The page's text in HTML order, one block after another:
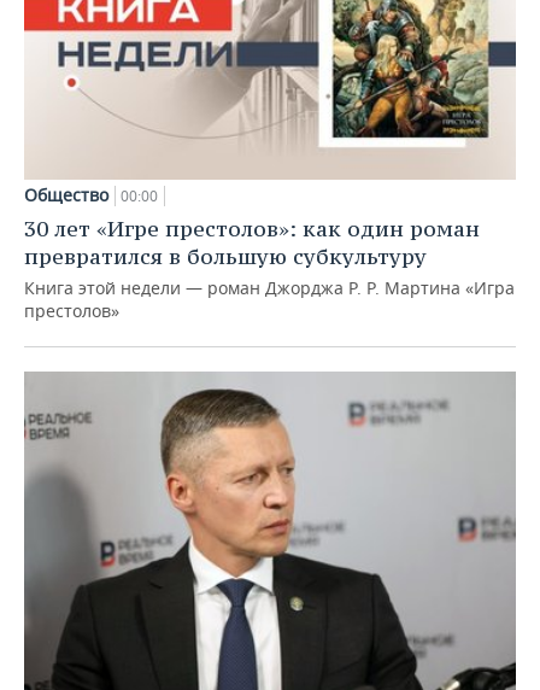
Общество 00:00
30 лет «Игре престолов»: как один роман
превратился в большую субкультуру
Книга этой недели — роман Джорджа Р. Р. Мартина «Игра
престолов»